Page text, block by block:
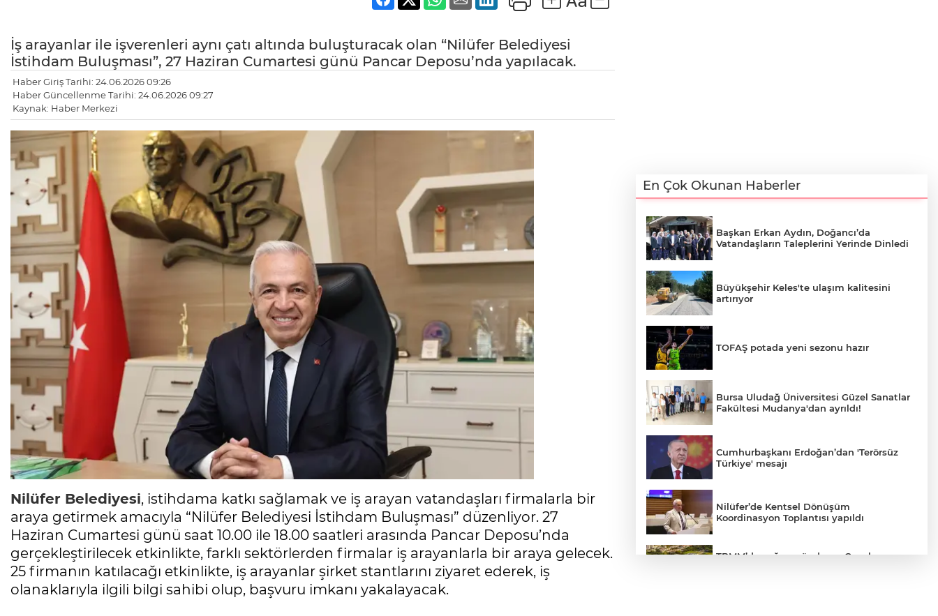
İş arayanlar ile işverenleri aynı çatı altında buluşturacak olan “Nilüfer Belediyesi
İstihdam Buluşması”, 27 Haziran Cumartesi günü Pancar Deposu’nda yapılacak.
Haber Giriş Tarihi: 24.06.2026 09:26
Haber Güncellenme Tarihi: 24.06.2026 09:27
Kaynak: Haber Merkezi
Nilüfer Belediyesi, istihdama katkı sağlamak ve iş arayan vatandaşları firmalarla bir
araya getirmek amacıyla “Nilüfer Belediyesi İstihdam Buluşması” düzenliyor. 27
Haziran Cumartesi günü saat 10.00 ile 18.00 saatleri arasında Pancar Deposu’nda
gerçekleştirilecek etkinlikte, farklı sektörlerden firmalar iş arayanlarla bir araya gelecek.
25 firmanın katılacağı etkinlikte, iş arayanlar şirket stantlarını ziyaret ederek, iş
olanaklarıyla ilgili bilgi sahibi olup, başvuru imkanı yakalayacak.
En Çok Okunan Haberler
Başkan Erkan Aydın, Doğancı’da
Vatandaşların Taleplerini Yerinde Dinledi
Büyükşehir Keles'te ulaşım kalitesini
artırıyor
TOFAŞ potada yeni sezonu hazır
Bursa Uludağ Üniversitesi Güzel Sanatlar
Fakültesi Mudanya'dan ayrıldı!
Cumhurbaşkanı Erdoğan’dan 'Terörsüz
Türkiye' mesajı
Nilüfer’de Kentsel Dönüşüm
Koordinasyon Toplantısı yapıldı
TBMM’de yoğun gündem... Çocuk